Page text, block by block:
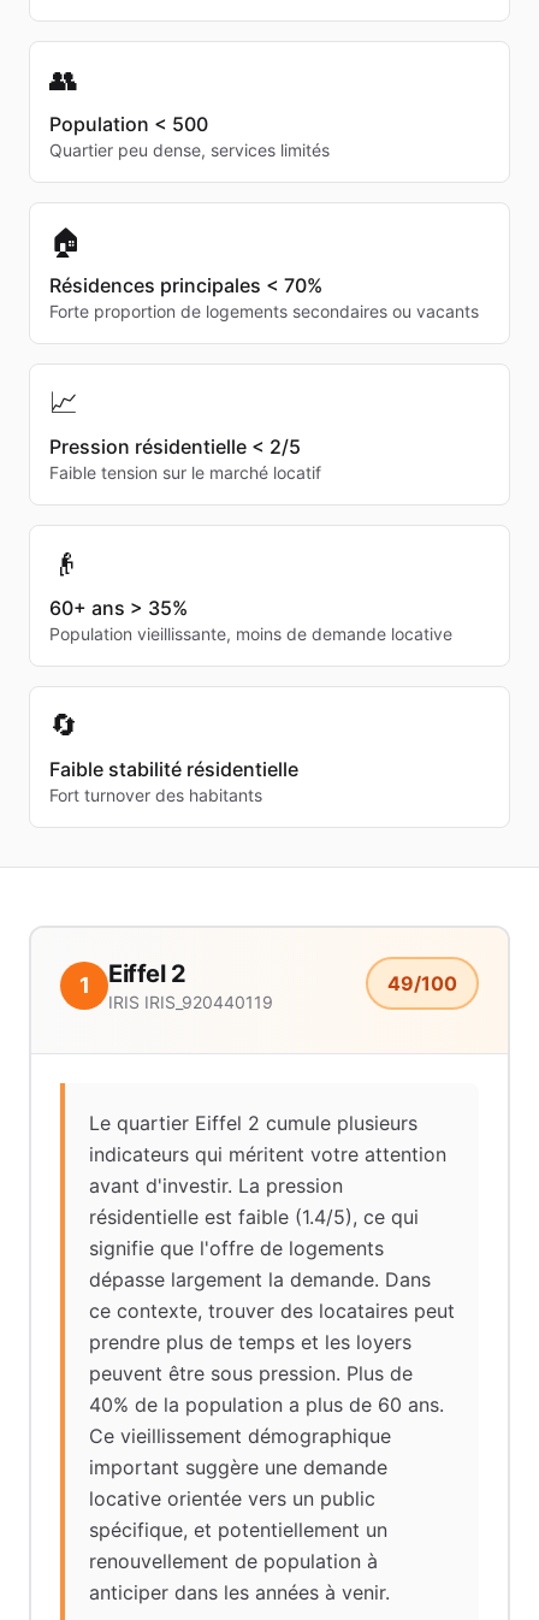
👥
Population < 500
Quartier peu dense, services limités
🏠
Résidences principales < 70%
Forte proportion de logements secondaires ou vacants
📈
Pression résidentielle < 2/5
Faible tension sur le marché locatif
👴
60+ ans > 35%
Population vieillissante, moins de demande locative
🔄
Faible stabilité résidentielle
Fort turnover des habitants
1 Eiffel 2
IRIS IRIS_920440119
49/100
Le quartier Eiffel 2 cumule plusieurs
indicateurs qui méritent votre attention
avant d'investir. La pression
résidentielle est faible (1.4/5), ce qui
signifie que l'offre de logements
dépasse largement la demande. Dans
ce contexte, trouver des locataires peut
prendre plus de temps et les loyers
peuvent être sous pression. Plus de
40% de la population a plus de 60 ans.
Ce vieillissement démographique
important suggère une demande
locative orientée vers un public
spécifique, et potentiellement un
renouvellement de population à
anticiper dans les années à venir.